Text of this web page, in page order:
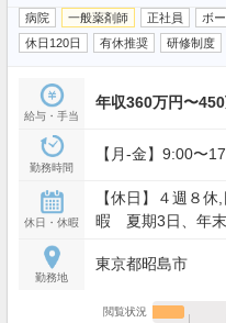
病院 一般薬剤師 正社員 ボ
休日120日
有休推奨 研修制度
給与・手当
年収360万円〜
勤務時間
【月-金】9:00〜
休日・休暇
【休日】４週８
暇 夏期3日、年末
勤務地
東京都昭島市
閲覧状況